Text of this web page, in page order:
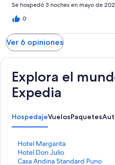
Se hospedó 3 noches en mayo de
0
Ver 6 opiniones
Explora el
Expedia
HospedajeVuelosPaquetes
Hotel Margarita
E
n
l
Hotel Don Julio
E
n
Casa Andina Standard Puno
E